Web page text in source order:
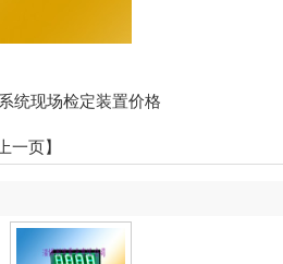
统现场检定装置价格
一页】